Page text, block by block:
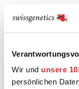
Wir und unsere
persönlichen